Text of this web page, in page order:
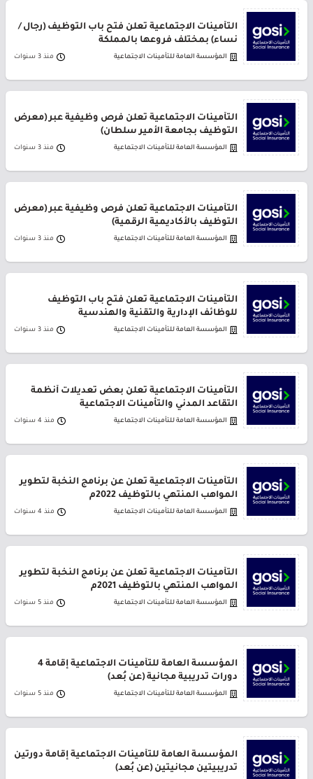
التأمينات الاجتماعية تعلن فتح باب التوظيف (رجال /
نساء) بمختلف فروعها بالمملكة
المؤسسة العامة للتأمينات الاجتماعية منذ 3 سنوات
التأمينات الاجتماعية تعلن فرص وظيفية عبر (معرض
التوظيف بجامعة الأمير سلطان)
المؤسسة العامة للتأمينات الاجتماعية منذ 3 سنوات
التأمينات الاجتماعية تعلن فرص وظيفية عبر (معرض
التوظيف بالأكاديمية الرقمية)
المؤسسة العامة للتأمينات الاجتماعية منذ 3 سنوات
التأمينات الاجتماعية تعلن فتح باب التوظيف
للوظائف الإدارية والتقنية والهندسية
المؤسسة العامة للتأمينات الاجتماعية منذ 3 سنوات
التأمينات الاجتماعية تعلن بعض تعديلات أنظمة
التقاعد المدني والتأمينات الاجتماعية
المؤسسة العامة للتأمينات الاجتماعية منذ 4 سنوات
التأمينات الاجتماعية تعلن عن برنامج النخبة لتطوير
المواهب المنتهي بالتوظيف 2022م
المؤسسة العامة للتأمينات الاجتماعية منذ 4 سنوات
التأمينات الاجتماعية تعلن عن برنامج النخبة لتطوير
المواهب المنتهي بالتوظيف 2021م
المؤسسة العامة للتأمينات الاجتماعية منذ 5 سنوات
المؤسسة العامة للتأمينات الاجتماعية إقامة 4
دورات تدريبية مجانية (عن بُعد)
المؤسسة العامة للتأمينات الاجتماعية منذ 5 سنوات
المؤسسة العامة للتأمينات الاجتماعية إقامة دورتين
تدريبيتين مجانيتين (عن بُعد)